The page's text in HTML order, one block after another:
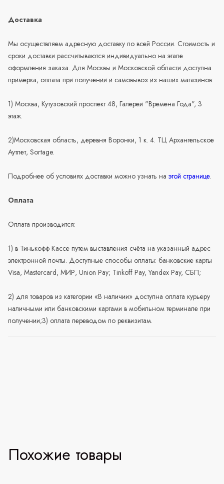
Доставка
Мы осуществляем адресную доставку по всей России. Стоимость и
сроки доставки рассчитываются индивидуально на этапе
оформления заказа. Для Москвы и Московской области доступна
примерка, оплата при получении и самовывоз из наших магазинов:
1) Москва, Кутузовский проспект 48, Галереи "Времена Года", 3
этаж.
2)Московская область, деревня Воронки, 1 к. 4. ТЦ Архангельское
Аутлет, Sortage.
Подробнее об условиях доставки можно узнать на этой странице.
Оплата
Оплата производится:
1) в Тинькофф Кассе путем выставления счёта на указанный адрес
электронной почты. Доступные способы оплаты: банковские карты
Visa, Mastercard, МИР, Union Pay; Tinkoff Pay, Yandex Pay, СБП;
2) для товаров из категории «В наличии» доступна оплата курьеру
наличными или банковскими картами в мобильном терминале при
получении;3) оплата переводом по реквизитам.
Похожие товары